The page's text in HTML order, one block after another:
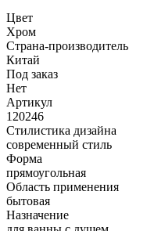
Цвет
Хром
Страна-производитель
Китай
Под заказ
Нет
Артикул
120246
Стилистика дизайна
современный стиль
Форма
прямоугольная
Область применения
бытовая
Назначение